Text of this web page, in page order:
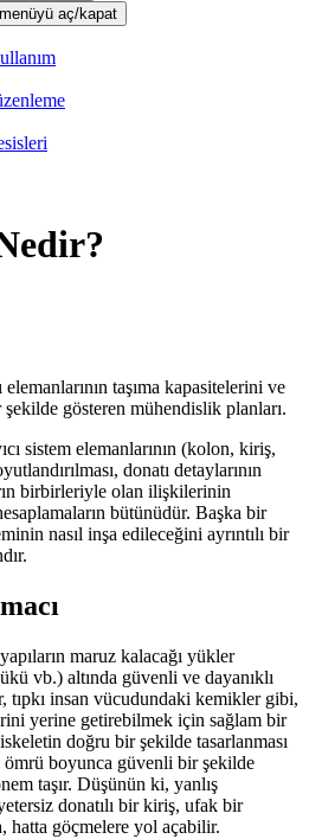
aç/kapat
sistem elemanlarının (kolon, kiriş,
donatı detaylarının
birbirleriyle olan ilişkilerinin
bütünüdür. Başka bir
nasıl inşa edileceğini ayrıntılı bir
maruz kalacağı yükler
vb.) altında güvenli ve dayanıklı
tıpkı insan vücudundaki kemikler gibi,
yerine getirebilmek için sağlam bir
doğru bir şekilde tasarlanması
ömrü boyunca güvenli bir şekilde
taşır. Düşünün ki, yanlış
donatılı bir kiriş, ufak bir
hatta göçmelere yol açabilir.